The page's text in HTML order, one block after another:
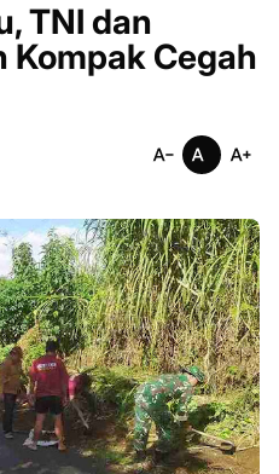
TNI dan
Kompak Cegah